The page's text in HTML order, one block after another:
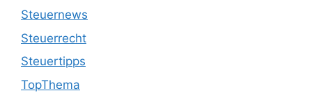
Steuernews
Steuerrecht
Steuertipps
TopThema